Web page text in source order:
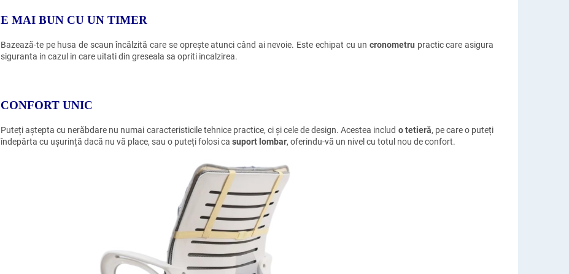
E MAI BUN CU UN TIMER
Bazează-te pe husa de scaun încălzită care se oprește atunci când ai nevoie. Este echipat cu un cronometru practic care asigura
siguranta in cazul in care uitati din greseala sa opriti incalzirea.
CONFORT UNIC
Puteți aștepta cu nerăbdare nu numai caracteristicile tehnice practice, ci și cele de design. Acestea includ o tetieră, pe care o puteți
îndepărta cu ușurință dacă nu vă place, sau o puteți folosi ca suport lombar, oferindu-vă un nivel cu totul nou de confort.